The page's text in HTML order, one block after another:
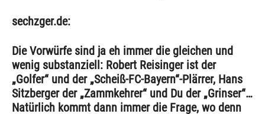
sechzger.de:
Die Vorwürfe sind ja eh immer die gleichen und
wenig substanziell: Robert Reisinger ist der
„Golfer“ und der „Scheiß-FC-Bayern“-Plärrer, Hans
Sitzberger der „Zammkehrer“ und Du der „Grinser“…
Natürlich kommt dann immer die Frage, wo denn